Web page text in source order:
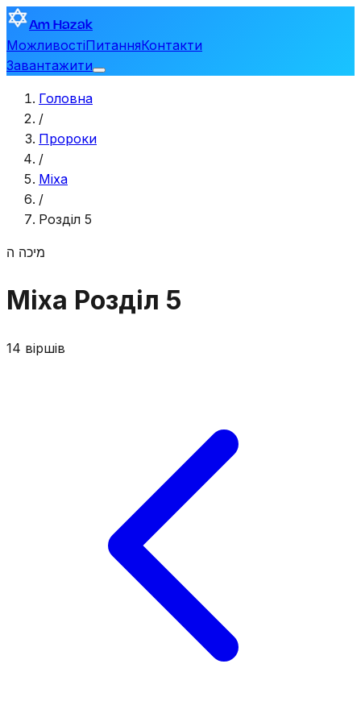
Am Hazak
МожливостіПитанняКонтакти
Завантажити
Головна
/
Пророки
/
Міха
/
Розділ 5
מיכה ה
Міха Розділ 5
14 віршів